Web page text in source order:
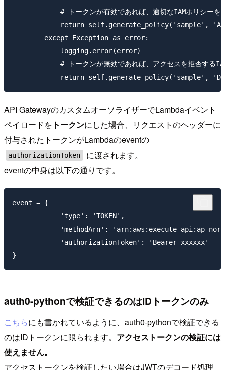
# トークンが有効であれば、適切なIAMポリシーを
return self.generate_policy('sample',
        except Exception as error:
            logging.error(error)
# トークンが無効であれば、アクセスを拒否する
API GatewayのカスタムオーソライザーでLambdaイベント
ペイロードを トークンにした場合、リクエストのヘッダーに
付与されたトークンがLambdaのeventの
authorizationToken
に渡されます。
eventの中身は以下の通りです。
event = {
            'type': 'TOKEN',
'methodArn': 'arn:aws:execute-api:ap-
            'authorizationToken': 'Bearer xxxxxx'
auth0-pythonで検証できるのはIDトークンのみ
こちらにも書かれているように、auth0-pythonで検証できる
のはIDトークンに限られます。 アクセストークンの検証には
使えません。
アクセストークンを検証したい場合はJWTのデコード処理